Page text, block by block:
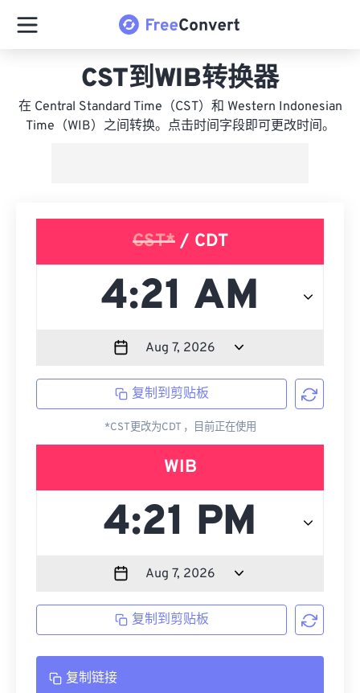
CST到WIB转换器
在 Central Standard Time（CST）和 Western Indonesian
Time（WIB）之间转换。点击时间字段即可更改时间。
CST*/ CDT
复制到剪贴板
*CST更改为CDT ，目前正在使用
WIB
复制到剪贴板
复制链接